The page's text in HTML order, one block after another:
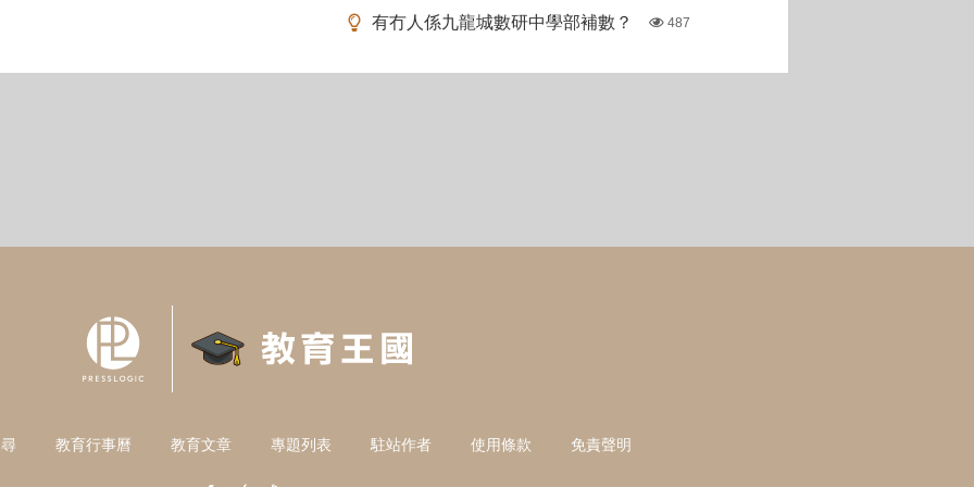
有冇人係九龍城數研中學部補數？ 487
教育行事曆 教育文章 專題列表 駐站作者 使用條款 免責聲明